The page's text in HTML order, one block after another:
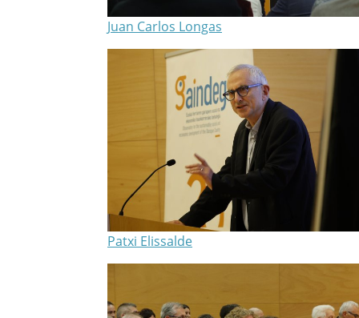
Juan Carlos Longas
Patxi Elissalde